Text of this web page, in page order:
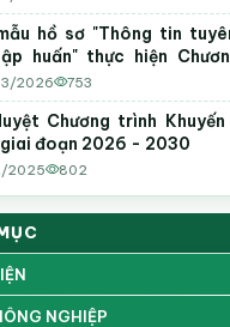
NGHIỆP
hồ sơ "Thông tin
huấn" thực hiện
2026
2026 753
Chương trình
đoạn 2026 - 2030
2025 802